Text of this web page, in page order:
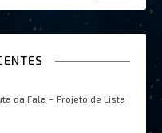
da Fala – Projeto de Lista